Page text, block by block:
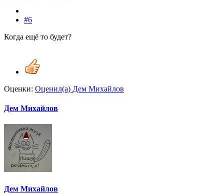
#6
Когда ещё то будет?
Оценки: Оценил(а) Дем Михайлов
Дем Михайлов
Дем Михайлов